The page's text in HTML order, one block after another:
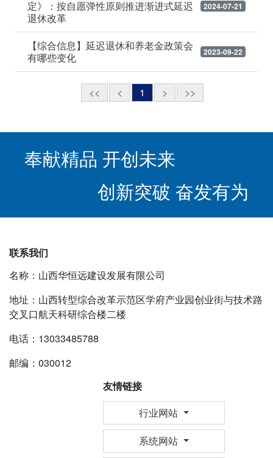
定》：按自愿弹性原则推进渐进式延迟
退休改革
2024-07-21
【综合信息】延迟退休和养老金政策会
有哪些变化
2023-09-22
<< < 1 > >>
奉献精品 开创未来
创新突破 奋发有为
联系我们
名称：山西华恒远建设发展有限公司
地址：山西转型综合改革示范区学府产业园创业街与技术路
交叉口航天科研综合楼二楼
电话：13033485788
邮编：030012
友情链接
行业网站
系统网站